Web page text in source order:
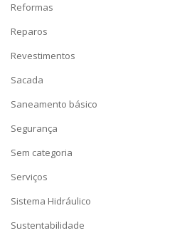
Reformas
Reparos
Revestimentos
Sacada
Saneamento básico
Segurança
Sem categoria
Serviços
Sistema Hidráulico
Sustentabilidade